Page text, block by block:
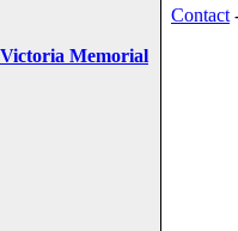
Memorial
Contact